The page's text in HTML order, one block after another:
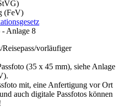
(FeV)
- Anlage 8
vorläufiger
(35 x 45 mm), siehe Anlage
mit, eine Anfertigung vor Ort
auch digitale Passfotos können